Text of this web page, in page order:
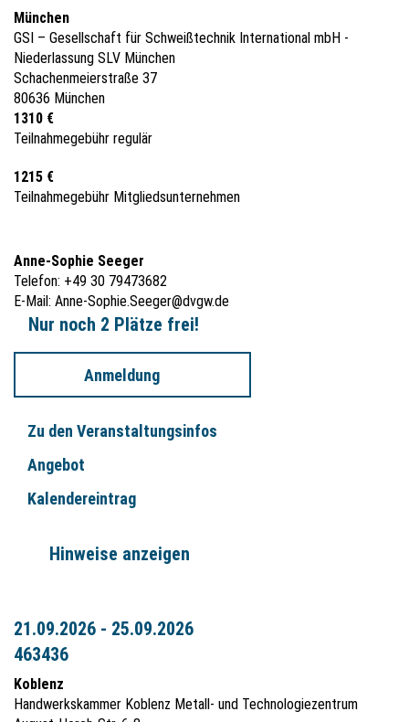
München
GSI – Gesellschaft für Schweißtechnik International mbH -
Niederlassung SLV München
Schachenmeierstraße 37
80636 München
1310 €
Teilnahmegebühr regulär
1215 €
Teilnahmegebühr Mitgliedsunternehmen
Anne-Sophie Seeger
Telefon: +49 30 79473682
E-Mail: Anne-Sophie.Seeger@dvgw.de
Nur noch 2 Plätze frei!
Anmeldung
Zu den Veranstaltungsinfos
Angebot
Kalendereintrag
Hinweise anzeigen
21.09.2026 - 25.09.2026
463436
Koblenz
Handwerkskammer Koblenz Metall- und Technologiezentrum